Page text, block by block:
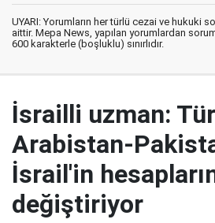
UYARI: Yorumların her türlü cezai ve hukuki
aittir. Mepa News, yapılan yorumlardan
600 karakterle (boşluklu) sınırlıdır.
İsrailli uzman:
Arabistan-
İsrail'in
değiştiriyor